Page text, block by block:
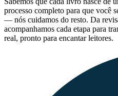
processo completo para que você
— nós cuidamos do resto. Da
acompanhamos cada etapa para
real, pronto para encantar leitores.